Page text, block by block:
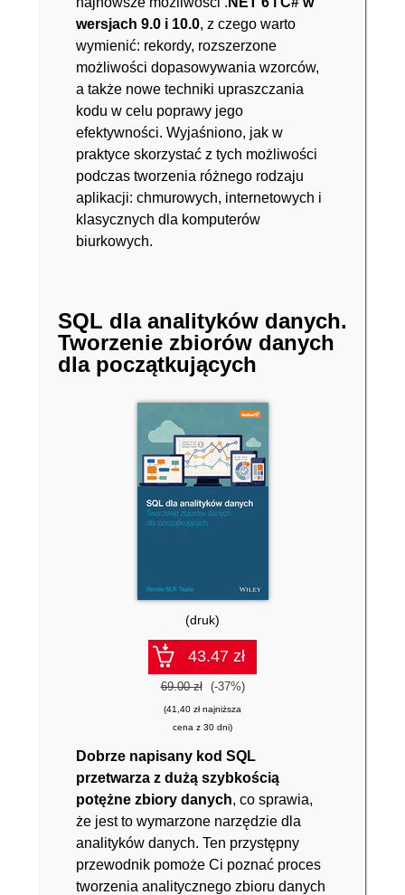
wersjach 9.0 i 10.0, z czego warto
wymienić: rekordy, rozszerzone
możliwości dopasowywania wzorców,
a także nowe techniki upraszczania
kodu w celu poprawy jego
efektywności. Wyjaśniono, jak w
praktyce skorzystać z tych możliwości
podczas tworzenia różnego rodzaju
aplikacji: chmurowych, internetowych i
klasycznych dla komputerów
biurkowych.
SQL dla analityków danych.
Tworzenie zbiorów danych
dla początkujących
(druk)
43.47 zł
69.00 zł (-37%)
(41,40 zł najniższa
cena z 30 dni)
Dobrze napisany kod SQL
przetwarza z dużą szybkością
potężne zbiory danych, co sprawia,
że jest to wymarzone narzędzie dla
analityków danych. Ten przystępny
przewodnik pomoże Ci poznać proces
tworzenia analitycznego zbioru danych